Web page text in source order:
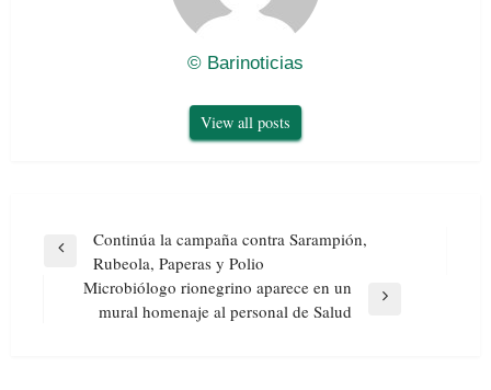
© Barinoticias
View all posts
Navegación
entradas
Previous
Continúa la campaña contra Sarampión,
Rubeola, Paperas y Polio
Microbiólogo rionegrino aparece en un
mural homenaje al personal de Salud